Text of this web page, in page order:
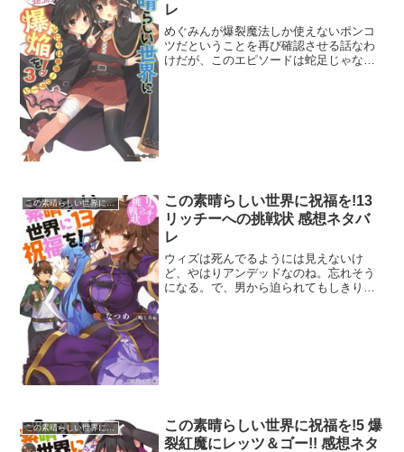
レ
めぐみんが爆裂魔法しか使えないポンコ
ツだということを再び確認させる話なわ
けだが、このエピソードは蛇足じゃない
この素晴らしい世界に祝福を!
この素晴らしい世界に祝福を!13
リッチーへの挑戦状 感想ネタバ
レ
ウィズは死んでるようには見えないけ
ど、やはりアンデッドなのね。忘れそう
になる。で、男から迫られてもしきりに
この素晴らしい世界に祝福を!
この素晴らしい世界に祝福を!5 爆
裂紅魔にレッツ＆ゴー!! 感想ネタ